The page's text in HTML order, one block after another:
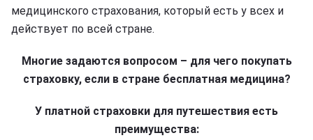
медицинского страхования, который есть у всех и
действует по всей стране.
Многие задаются вопросом – для чего покупать
страховку, если в стране бесплатная медицина?
У платной страховки для путешествия есть
преимущества: